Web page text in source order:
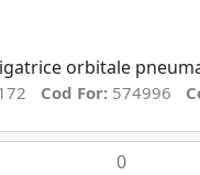
orbitale
Cod For: 574996